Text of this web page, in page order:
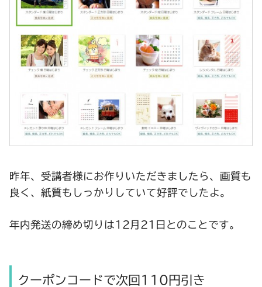
昨年、受講者様にお作りいただきましたら、画質も
良く、紙質もしっかりしていて好評でしたよ。
年内発送の締め切りは12月21日とのことです。
クーポンコードで次回110円引き